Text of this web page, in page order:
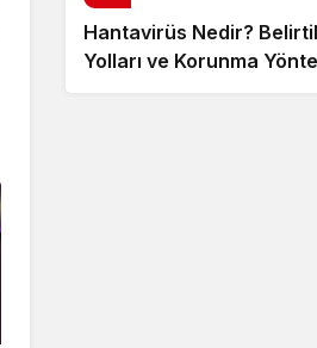
Hantavirüs Nedir?
Yolları ve Korunma